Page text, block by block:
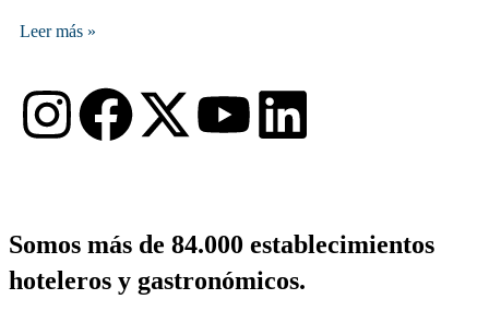
Leer más »
Somos más de 84.000 establecimientos
hoteleros y gastronómicos.